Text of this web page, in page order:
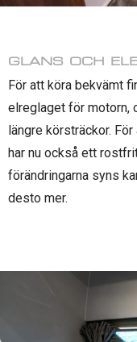
GLANS OCH
För att köra bekvämt
elreglaget för motorn,
längre körsträckor.
har nu också ett
förändringarna syns
desto mer.